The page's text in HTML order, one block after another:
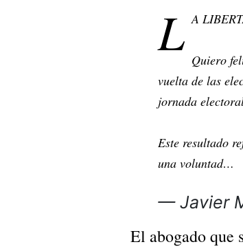
L A
Quiero
vuelta de las
jornada
Este resultado
una voluntad…
— Javier
El abogado que